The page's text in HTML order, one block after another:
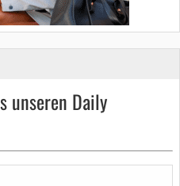
unseren Daily